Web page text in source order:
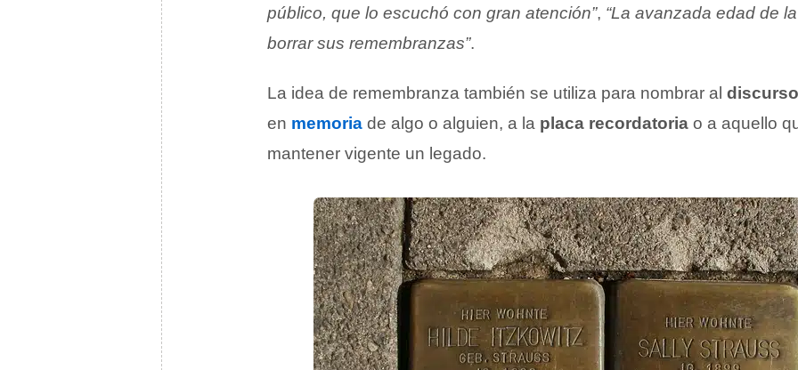
público, que lo escuchó con gran atención”, “La avanzada edad de
borrar sus remembranzas”.
La idea de remembranza también se utiliza para nombrar al discurso
en memoria de algo o alguien, a la placa recordatoria o a aquello
mantener vigente un legado.